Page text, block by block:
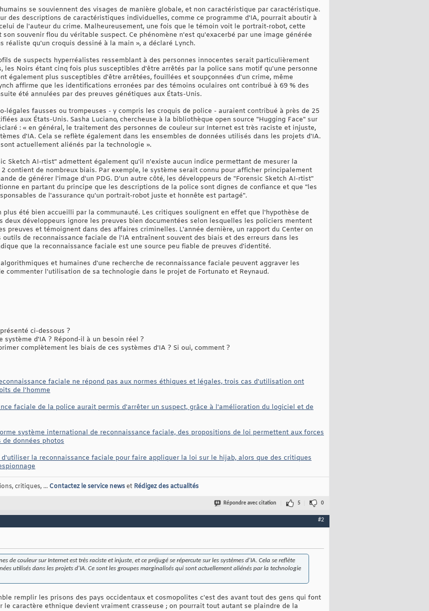
se souviennent des visages de manière globale, et non caractéristique par caractéristique.
des descriptions de caractéristiques individuelles, comme ce programme d'IA, pourrait aboutir à
de l'auteur du crime. Malheureusement, une fois que le témoin voit le portrait-robot, cette
souvenir flou du véritable suspect. Ce phénomène n'est qu'exacerbé par une image générée
réaliste qu'un croquis dessiné à la main », a déclaré Lynch.
de suspects hyperréalistes ressemblant à des personnes innocentes serait particulièrement
les Noirs étant cinq fois plus susceptibles d'être arrêtés par la police sans motif qu'une personne
également plus susceptibles d'être arrêtées, fouillées et soupçonnées d'un crime, même
affirme que les identifications erronées par des témoins oculaires ont contribué à 69 % des
été annulées par des preuves génétiques aux États-Unis.
légales fausses ou trompeuses - y compris les croquis de police - auraient contribué à près de 25
aux États-Unis. Sasha Luciano, chercheuse à la bibliothèque open source "Hugging Face" sur
: « en général, le traitement des personnes de couleur sur Internet est très raciste et injuste,
d'IA. Cela se reflète également dans les ensembles de données utilisés dans les projets d'IA.
actuellement aliénés par la technologie ».
Sketch AI-rtist" admettent également qu'il n'existe aucun indice permettant de mesurer la
contient de nombreux biais. Par exemple, le système serait connu pour afficher principalement
de générer l'image d'un PDG. D'un autre côté, les développeurs de "Forensic Sketch AI-rtist"
en partant du principe que les descriptions de la police sont dignes de confiance et que "les
de l'assurance qu'un portrait-robot juste et honnête est partagé".
plus été bien accueilli par la communauté. Les critiques soulignent en effet que l'hypothèse de
deux développeurs ignore les preuves bien documentées selon lesquelles les policiers mentent
preuves et témoignent dans des affaires criminelles. L'année dernière, un rapport du Center on
outils de reconnaissance faciale de l'IA entraînent souvent des biais et des erreurs dans les
que la reconnaissance faciale est une source peu fiable de preuves d'identité.
et humaines d'une recherche de reconnaissance faciale peuvent aggraver les
commenter l'utilisation de sa technologie dans le projet de Fortunato et Reynaud.
ci-dessous ?
d'IA ? Répond-il à un besoin réel ?
complètement les biais de ces systèmes d'IA ? Si oui, comment ?
faciale ne répond pas aux normes éthiques et légales, trois cas d'utilisation ont
de l'homme
faciale de la police aurait permis d'arrêter un suspect, grâce à l'amélioration du logiciel et de
système international de reconnaissance faciale, des propositions de loi permettent aux forces
données photos
la reconnaissance faciale pour faire appliquer la loi sur le hijab, alors que des critiques
critiques, ... Contactez le service newset Rédigez des actualités
Répondre avec citation 5 0
#2
de couleur sur Internet est très raciste et injuste, et ce préjugé se répercute sur les systèmes d'IA. Cela se reflète
utilisés dans les projets d'IA. Ce sont les groupes marginalisés qui sont actuellement aliénés par la technologie
remplir les prisons des pays occidentaux et cosmopolites c'est des avant tout des gens qui font
le caractère ethnique devient vraiment crasseuse ; on pourrait tout autant se plaindre de la